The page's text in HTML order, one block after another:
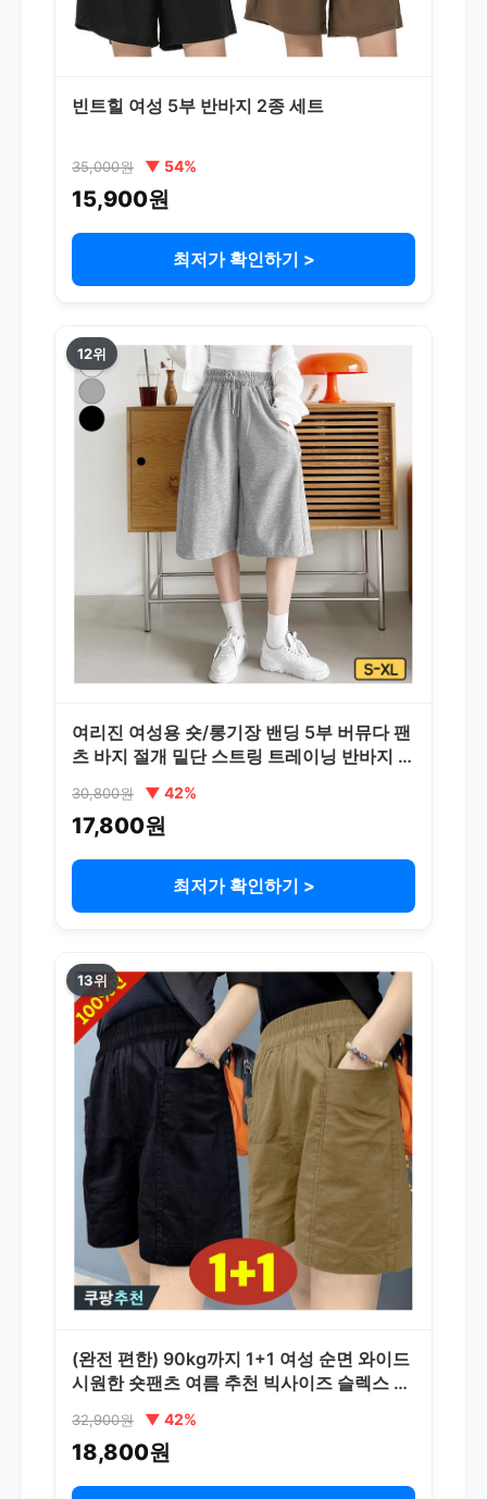
빈트힐 여성 5부 반바지 2종 세트
35,000원 ▼ 54%
15,900원
최저가 확인하기 >
12위
여리진 여성용 숏/롱기장 밴딩 5부 버뮤다 팬
츠 바지 절개 밑단 스트링 트레이닝 반바지 빅
30,800원 ▼ 42%
17,800원
최저가 확인하기 >
13위
(완전 편한) 90kg까지 1+1 여성 순면 와이드
시원한 숏팬츠 여름 추천 빅사이즈 슬렉스 일
라운 면 밴딩 큰옷 3xl 여자 반바지
32,900원 ▼ 42%
18,800원